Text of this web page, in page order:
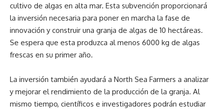
cultivo de algas en alta mar. Esta subvención proporcionará
la inversión necesaria para poner en marcha la fase de
innovación y construir una granja de algas de 10 hectáreas.
Se espera que esta produzca al menos 6000 kg de algas
frescas en su primer año.
La inversión también ayudará a North Sea Farmers a analizar
y mejorar el rendimiento de la producción de la granja. Al
mismo tiempo, científicos e investigadores podrán estudiar